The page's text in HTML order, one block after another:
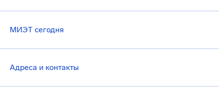
МИЭТ сегодня
Адреса и контакты